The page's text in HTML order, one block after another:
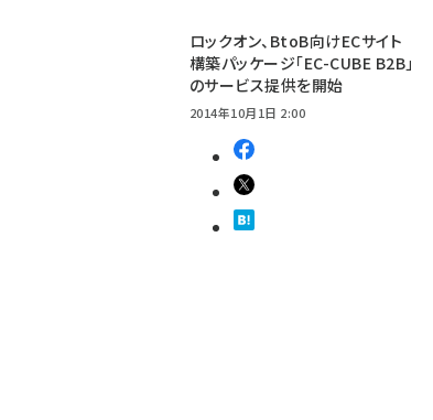
ロックオン、BtoB向けECサイト
構築パッケージ「EC-CUBE B2B」
のサービス提供を開始
2014年10月1日 2:00